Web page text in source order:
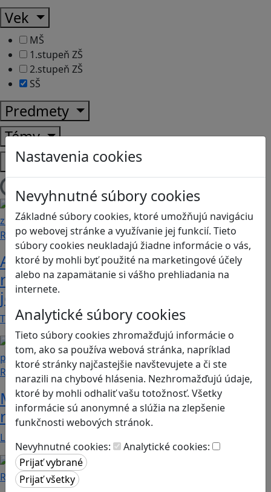
Nastavenia cookies
Nevyhnutné súbory cookies
Základné súbory cookies, ktoré umožňujú navigáciu
po webovej stránke a využívanie jej funkcií. Tieto
súbory cookies neukladajú žiadne informácie o vás,
ktoré by mohli byť použité na marketingové účely
alebo na zapamätanie si vášho prehliadania na
internete.
Analytické súbory cookies
Tieto súbory cookies zhromažďujú informácie o
tom, ako sa používa webová stránka, napríklad
ktoré stránky najčastejšie navštevujete a či ste
narazili na chybové hlásenia. Nezhromažďujú údaje,
ktoré by mohli odhaliť vašu totožnosť. Všetky
informácie sú anonymné a slúžia na zlepšenie
funkčnosti webových stránok.
Nevyhnutné cookies:
Analytické cookies:
Vek
MŠ
1.stupeň ZŠ
2.stupeň ZŠ
SŠ
Predmety
Témy
Platformy
Načítam blogy
Recenzie
Ako ovplyvnil komunistický režim
rodinné vzťahy? To zistíte v hre „Kto
je Helena?“.
Teta Helena je v rodine jedno veľké tabu a len…
Recenzie
Mekorama: Hádanková hra, ktorá
rozvíja logiku a priestorové myslenie
Logická hra, ktorá spája jednoduchý dizajn,…
Recenzie